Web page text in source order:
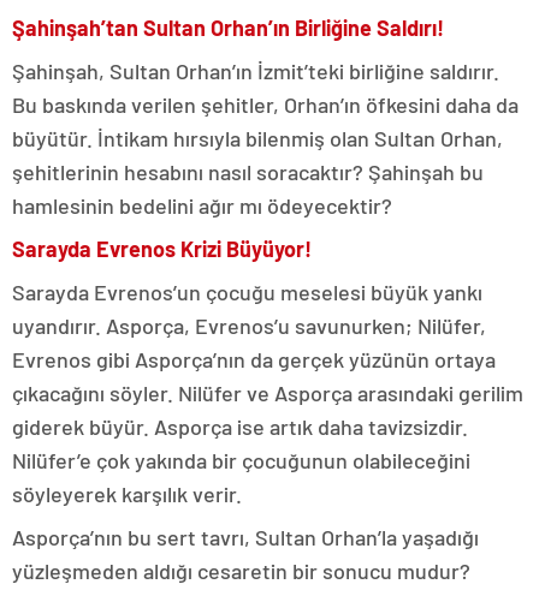
Şahinşah’tan Sultan Orhan’ın Birliğine Saldırı!
Şahinşah, Sultan Orhan’ın İzmit’teki birliğine saldırır.
Bu baskında verilen şehitler, Orhan’ın öfkesini daha da
büyütür. İntikam hırsıyla bilenmiş olan Sultan Orhan,
şehitlerinin hesabını nasıl soracaktır? Şahinşah bu
hamlesinin bedelini ağır mı ödeyecektir?
Sarayda Evrenos Krizi Büyüyor!
Sarayda Evrenos’un çocuğu meselesi büyük yankı
uyandırır. Asporça, Evrenos’u savunurken; Nilüfer,
Evrenos gibi Asporça’nın da gerçek yüzünün ortaya
çıkacağını söyler. Nilüfer ve Asporça arasındaki gerilim
giderek büyür. Asporça ise artık daha tavizsizdir.
Nilüfer’e çok yakında bir çocuğunun olabileceğini
söyleyerek karşılık verir.
Asporça’nın bu sert tavrı, Sultan Orhan’la yaşadığı
yüzleşmeden aldığı cesaretin bir sonucu mudur?